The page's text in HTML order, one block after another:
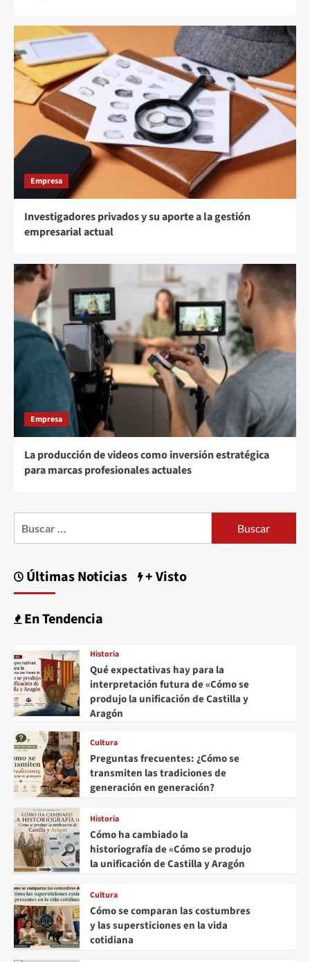
Empresa
Investigadores privados y su aporte a la gestión
empresarial actual
Empresa
La producción de videos como inversión estratégica
para marcas profesionales actuales
Últimas Noticias + Visto
En Tendencia
Historia
Qué expectativas hay para la
interpretación futura de «Cómo se
produjo la unificación de Castilla y
Aragón
Cultura
Preguntas frecuentes: ¿Cómo se
transmiten las tradiciones de
generación en generación?
Historia
Cómo ha cambiado la
historiografía de «Cómo se produjo
la unificación de Castilla y Aragón
Cultura
Cómo se comparan las costumbres
y las supersticiones en la vida
cotidiana